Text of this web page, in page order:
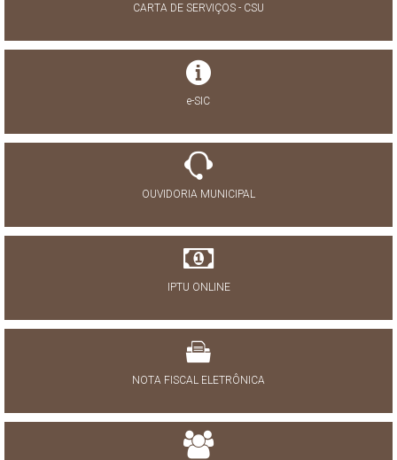
CARTA DE SERVIÇOS - CSU
e-SIC
OUVIDORIA MUNICIPAL
IPTU ONLINE
NOTA FISCAL ELETRÔNICA